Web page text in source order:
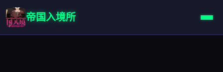
帝国入境所